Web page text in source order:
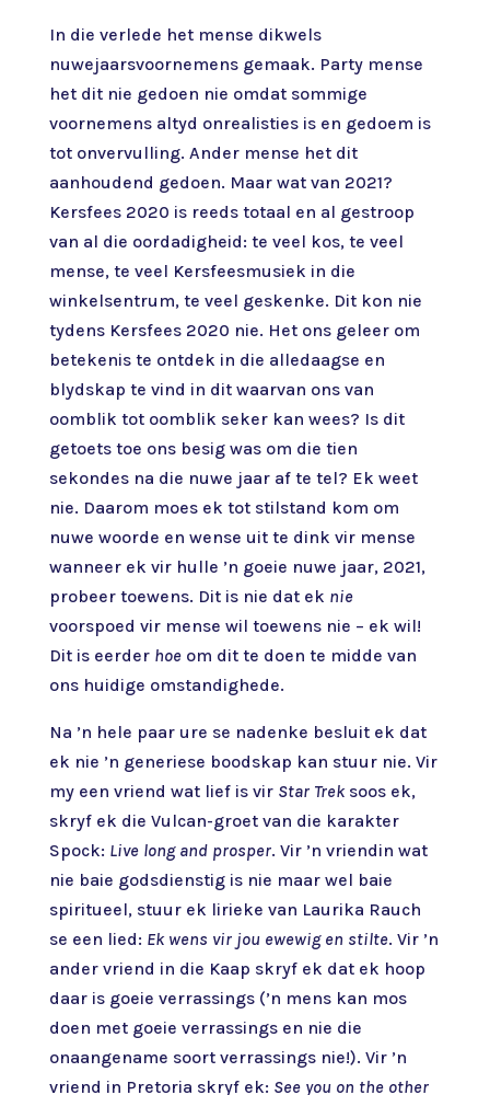
In die verlede het mense dikwels
nuwejaarsvoornemens gemaak. Party mense
het dit nie gedoen nie omdat sommige
voornemens altyd onrealisties is en gedoem is
tot onvervulling. Ander mense het dit
aanhoudend gedoen. Maar wat van 2021?
Kersfees 2020 is reeds totaal en al gestroop
van al die oordadigheid: te veel kos, te veel
mense, te veel Kersfeesmusiek in die
winkelsentrum, te veel geskenke. Dit kon nie
tydens Kersfees 2020 nie. Het ons geleer om
betekenis te ontdek in die alledaagse en
blydskap te vind in dit waarvan ons van
oomblik tot oomblik seker kan wees? Is dit
getoets toe ons besig was om die tien
sekondes na die nuwe jaar af te tel? Ek weet
nie. Daarom moes ek tot stilstand kom om
nuwe woorde en wense uit te dink vir mense
wanneer ek vir hulle ’n goeie nuwe jaar, 2021,
probeer toewens. Dit is nie dat ek nie
voorspoed vir mense wil toewens nie – ek wil!
Dit is eerder hoeom dit te doen te midde van
ons huidige omstandighede.
Na ’n hele paar ure se nadenke besluit ek dat
ek nie ’n generiese boodskap kan stuur nie. Vir
my een vriend wat lief is vir Star Treksoos ek,
skryf ek die Vulcan-groet van die karakter
Spock: Live long and prosper. Vir ’n vriendin wat
nie baie godsdienstig is nie maar wel baie
spiritueel, stuur ek lirieke van Laurika Rauch
se een lied: Ek wens vir jou ewewig en stilte. Vir ’n
ander vriend in die Kaap skryf ek dat ek hoop
daar is goeie verrassings (’n mens kan mos
doen met goeie verrassings en nie die
onaangename soort verrassings nie!). Vir ’n
vriend in Pretoria skryf ek: See you on the other